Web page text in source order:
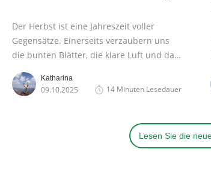
Der Herbst ist eine Jahreszeit voller
Gegensätze. Einerseits verzaubern uns
die bunten Blätter, die klare Luft und das
warme Licht der tief stehenden Sonne,
andererseits kündigen kürzere Tage,
graue Wolken und lange Nächte auch die
Spannungsfeld entsteht oft ein
Stimmungstief, das viele von uns kennen:
Katharina
09.10.2025 14 Minuten Lesedauer
Lesen Sie die